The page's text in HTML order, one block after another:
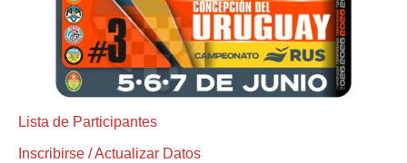
Lista de Participantes
Inscribirse / Actualizar Datos